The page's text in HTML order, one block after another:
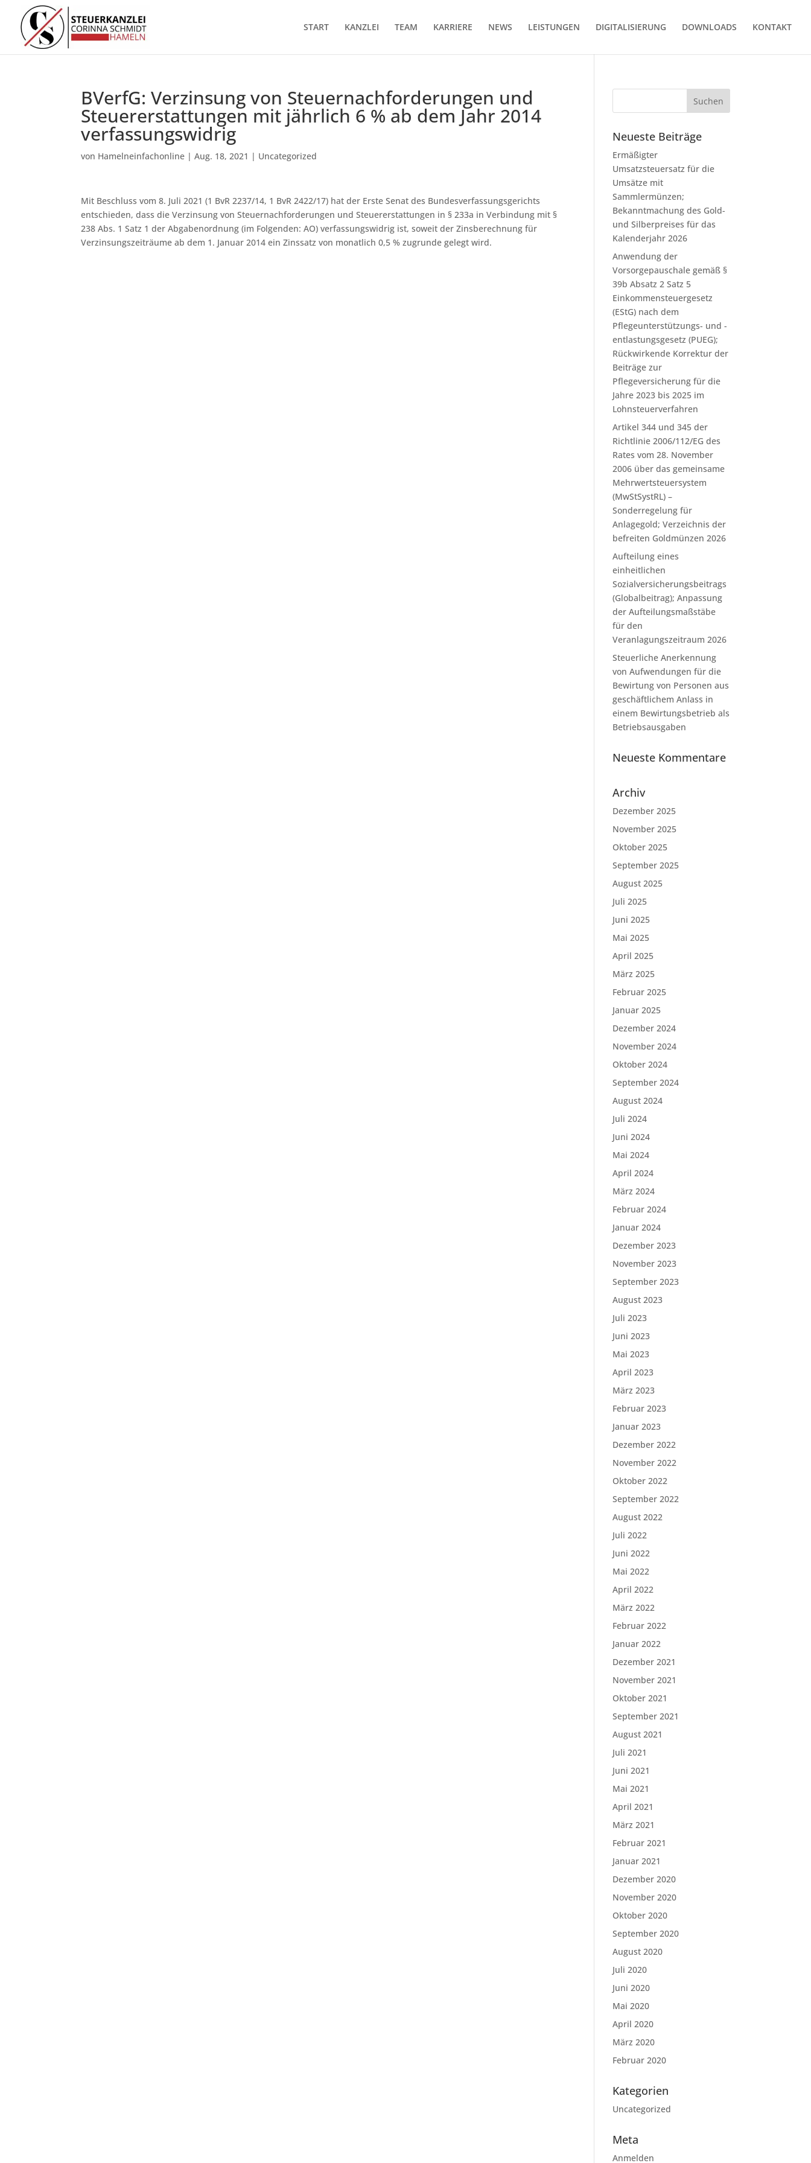
START KANZLEI TEAM KARRIERE NEWS LEISTUNGEN DIGITALISIERUNG DOWNLOADS KONTAKT
BVerfG: Verzinsung von Steuernachforderungen und
Steuererstattungen mit jährlich 6 % ab dem Jahr 2014
verfassungswidrig
von Hamelneinfachonline |Aug. 18, 2021 | Uncategorized
Mit Beschluss vom 8. Juli 2021 (1 BvR 2237/14, 1 BvR 2422/17) hat der Erste Senat des Bundesverfassungsgerichts
entschieden, dass die Verzinsung von Steuernachforderungen und Steuererstattungen in § 233a in Verbindung mit §
238 Abs. 1 Satz 1 der Abgabenordnung (im Folgenden: AO) verfassungswidrig ist, soweit der Zinsberechnung für
Verzinsungszeiträume ab dem 1. Januar 2014 ein Zinssatz von monatlich 0,5 % zugrunde gelegt wird.
Neueste Beiträge
Ermäßigter
Umsatzsteuersatz für die
Umsätze mit
Sammlermünzen;
Bekanntmachung des Gold-
und Silberpreises für das
Kalenderjahr 2026
Anwendung der
Vorsorgepauschale gemäß §
39b Absatz 2 Satz 5
Einkommensteuergesetz
(EStG) nach dem
Pflegeunterstützungs- und -
entlastungsgesetz (PUEG);
Rückwirkende Korrektur der
Beiträge zur
Pflegeversicherung für die
Jahre 2023 bis 2025 im
Lohnsteuerverfahren
Artikel 344 und 345 der
Richtlinie 2006/112/EG des
Rates vom 28. November
2006 über das gemeinsame
Mehrwertsteuersystem
(MwStSystRL) –
Sonderregelung für
Anlagegold; Verzeichnis der
befreiten Goldmünzen 2026
Aufteilung eines
einheitlichen
Sozialversicherungsbeitrags
(Globalbeitrag); Anpassung
der Aufteilungsmaßstäbe
für den
Veranlagungszeitraum 2026
Steuerliche Anerkennung
von Aufwendungen für die
Bewirtung von Personen aus
geschäftlichem Anlass in
einem Bewirtungsbetrieb als
Betriebsausgaben
Neueste Kommentare
Archiv
Dezember 2025
November 2025
Oktober 2025
September 2025
August 2025
Juli 2025
Juni 2025
Mai 2025
April 2025
März 2025
Februar 2025
Januar 2025
Dezember 2024
November 2024
Oktober 2024
September 2024
August 2024
Juli 2024
Juni 2024
Mai 2024
April 2024
März 2024
Februar 2024
Januar 2024
Dezember 2023
November 2023
September 2023
August 2023
Juli 2023
Juni 2023
Mai 2023
April 2023
März 2023
Februar 2023
Januar 2023
Dezember 2022
November 2022
Oktober 2022
September 2022
August 2022
Juli 2022
Juni 2022
Mai 2022
April 2022
März 2022
Februar 2022
Januar 2022
Dezember 2021
November 2021
Oktober 2021
September 2021
August 2021
Juli 2021
Juni 2021
Mai 2021
April 2021
März 2021
Februar 2021
Januar 2021
Dezember 2020
November 2020
Oktober 2020
September 2020
August 2020
Juli 2020
Juni 2020
Mai 2020
April 2020
März 2020
Februar 2020
Kategorien
Uncategorized
Meta
Anmelden